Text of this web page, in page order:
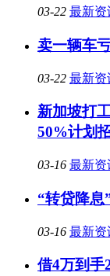
03-22 最新资
卖一辆车
03-22 最新资
新加坡打
50%计划
03-16 最新资
“转贷降息
03-16 最新资
借4万到手